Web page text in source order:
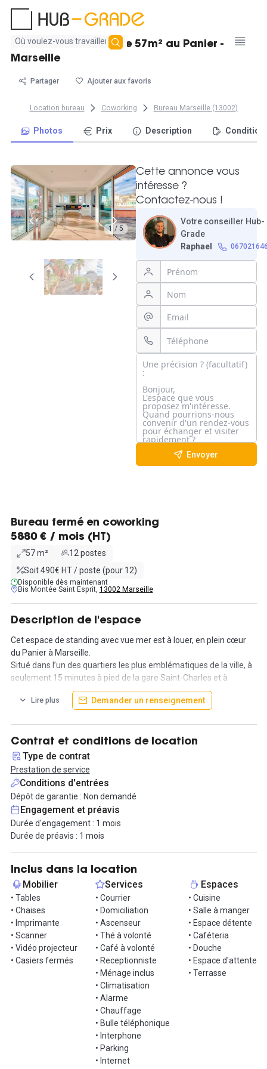
Aucun
résultat
Beau bureau fermé de 57m² au Panier -
Marseille
Partager Ajouter aux favoris
Location bureau Coworking Bureau Marseille (13002)
Photos Prix Description
1 / 5
Cette annonce vous
intéresse ?
Contactez-nous !
Votre conseiller Hub-
Grade
Raphael
Envoyer
Bureau fermé en coworking
5880 € / mois (HT)
57 m²
12 postes
Soit 490€ HT / poste (pour 12)
Disponible dès maintenant
Bis Montée Saint Esprit, 13002 Marseille
Description de l'espace
Cet espace de standing avec vue mer est à louer, en plein cœur
du Panier à Marseille.
Situé dans l’un des quartiers les plus emblématiques de la ville, à
seulement 15 minutes à pied de la gare Saint-Charles et à
quelques pas de l’hôtel Intercontinental, cet espace offre un
cadre de travail exceptionnel.
Des espaces lumineux, à la fois inspirants et pratiques,
confortables et soigneusement aménagés, vous attendent.
Chaque bureau est entièrement équipé avec du mobilier design
et fonctionnel, pensé pour favoriser votre productivité et votre
bien-être au quotidien. Ici est proposé un bureau privatif de 12
postes.
Profitez d’espaces extérieurs uniques, avec des terrasses
végétalisées et un rooftop offrant une vue panoramique
imprenable sur Marseille et la Méditerranée. Parfaits pour vos
moments de détente, vos échanges informels ou l’organisation
d’événements professionnels.
Tout est inclus pour vous simplifier la vie : connexion internet très
haut débit, tisaneries, ménage quotidien, sécurité, et bien
d'autres services. Un environnement clé en main pour vous
concentrer pleinement sur votre activité.
Idéal pour les entreprises modernes, de la start-up à la structure
en pleine expansion, ce lieu conjugue design, fonctionnalité et
emplacement premium.
Prenez rendez-vous pour visiter ce lieu d’exception et installez-
vous dans un bureau qui inspire.
Lire plus Demander un renseignement
Contrat et conditions de location
Type de contrat
Prestation de service
Conditions d'entrées
Dépôt de garantie : Non demandé
Engagement et préavis
Durée d'engagement : 1 mois
Durée de préavis : 1 mois
Inclus dans la location
Mobilier
• Tables
• Chaises
• Imprimante
• Scanner
• Vidéo projecteur
• Casiers fermés
Services
• Courrier
• Domiciliation
• Ascenseur
• Thé à volonté
• Café à volonté
• Receptionniste
• Ménage inclus
• Climatisation
• Alarme
• Chauffage
• Bulle téléphonique
• Interphone
• Parking
• Internet
Espaces
• Cuisine
• Salle à manger
• Espace détente
• Caféteria
• Douche
• Espace d'attente
• Terrasse